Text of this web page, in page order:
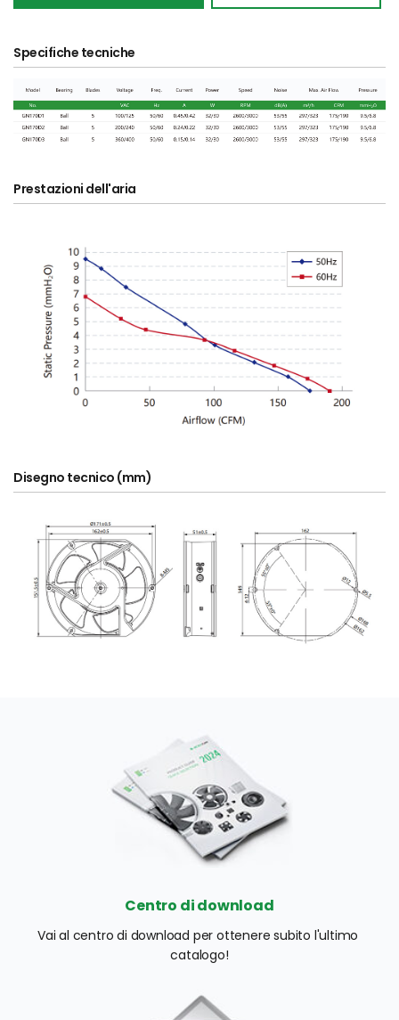
Specifiche tecniche
Prestazioni dell'aria
Disegno tecnico (mm)
Centro di download
Vai al centro di download per ottenere subito l'ultimo
catalogo!